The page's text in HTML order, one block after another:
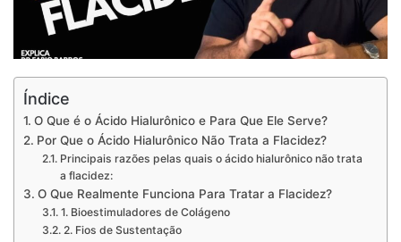
Índice
O Que é o Ácido Hialurônico e Para Que Ele Serve?
Por Que o Ácido Hialurônico Não Trata a Flacidez?
Principais razões pelas quais o ácido hialurônico não trata
a flacidez:
O Que Realmente Funciona Para Tratar a Flacidez?
1. Bioestimuladores de Colágeno
2. Fios de Sustentação